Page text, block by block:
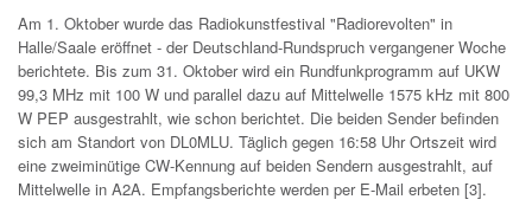
Am 1. Oktober wurde das Radiokunstfestival "Radiorevolten" in
Halle/Saale eröffnet - der Deutschland-Rundspruch vergangener Woche
berichtete. Bis zum 31. Oktober wird ein Rundfunkprogramm auf UKW
99,3 MHz mit 100 W und parallel dazu auf Mittelwelle 1575 kHz mit 800
W PEP ausgestrahlt, wie schon berichtet. Die beiden Sender befinden
sich am Standort von DL0MLU. Täglich gegen 16:58 Uhr Ortszeit wird
eine zweiminütige CW-Kennung auf beiden Sendern ausgestrahlt, auf
Mittelwelle in A2A. Empfangsberichte werden per E-Mail erbeten [3].